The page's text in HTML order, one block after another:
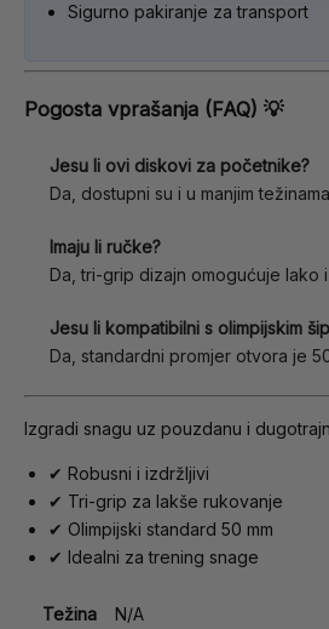
Sigurno pakiranje za transport
Pogosta vprašanja (FAQ) 💡
Jesu li ovi diskovi za početnike?
Da, dostupni su i u manjim
Imaju li ručke?
Da, tri-grip dizajn omogućuje lako
Jesu li kompatibilni s olimpijskim
Da, standardni promjer otvora je
Izgradi snagu uz pouzdanu i
✔ Robusni i izdržljivi
✔ Tri-grip za lakše rukovanje
✔ Olimpijski standard 50 mm
✔ Idealni za trening snage
Težina
N/A